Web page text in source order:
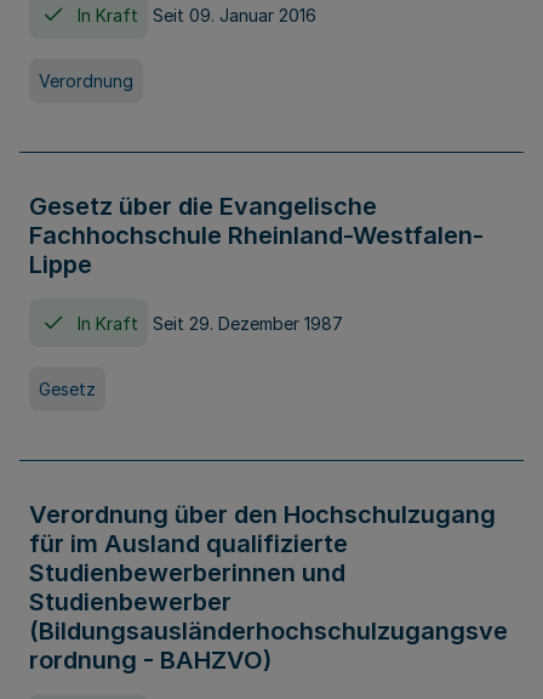
In Kraft Seit 09. Januar 2016
Verordnung
Gesetz über die Evangelische
Fachhochschule Rheinland-Westfalen-
Lippe
In Kraft Seit 29. Dezember 1987
Gesetz
Verordnung über den Hochschulzugang
für im Ausland qualifizierte
Studienbewerberinnen und
Studienbewerber
(Bildungsausländerhochschulzugangsve
rordnung - BAHZVO)